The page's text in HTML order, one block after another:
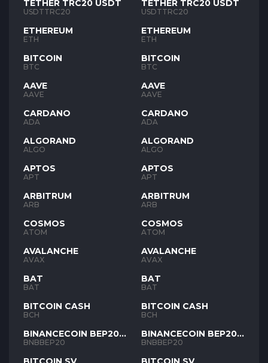
TETHER TRC20 USDT
USDTTRC20
ETHEREUM
ETH
BITCOIN
BTC
AAVE
AAVE
CARDANO
ADA
ALGORAND
ALGO
APTOS
APT
ARBITRUM
ARB
COSMOS
ATOM
AVALANCHE
AVAX
BAT
BAT
BITCOIN CASH
BCH
BINANCECOIN BEP20
BNB
BNBBEP20
TETHER TRC20 USDT
USDTTRC20
ETHEREUM
ETH
BITCOIN
BTC
AAVE
AAVE
CARDANO
ADA
ALGORAND
ALGO
APTOS
APT
ARBITRUM
ARB
COSMOS
ATOM
AVALANCHE
AVAX
BAT
BAT
BITCOIN CASH
BCH
BINANCECOIN BEP20
BNB
BNBBEP20